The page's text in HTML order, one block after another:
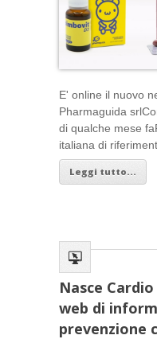
E' online il nuovo
Pharmaguida
di qualche mese
italiana di
Leggi tutto...
Nasce
web di
prevenzione